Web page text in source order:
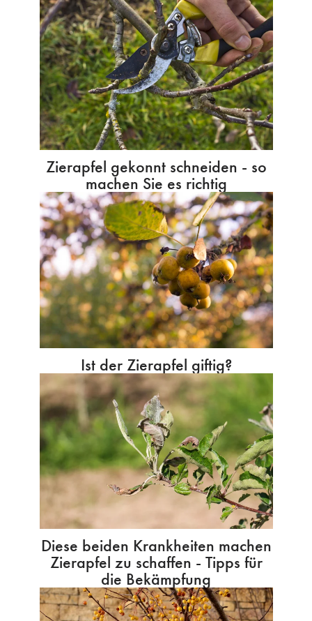
Zierapfel gekonnt schneiden - so
machen Sie es richtig
Ist der Zierapfel giftig?
Diese beiden Krankheiten machen
Zierapfel zu schaffen - Tipps für
die Bekämpfung